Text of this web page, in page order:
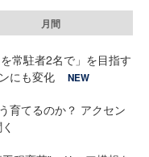
月間
常駐者2名で」を目指す
にも変化
NEW
育てるのか？ アクセン